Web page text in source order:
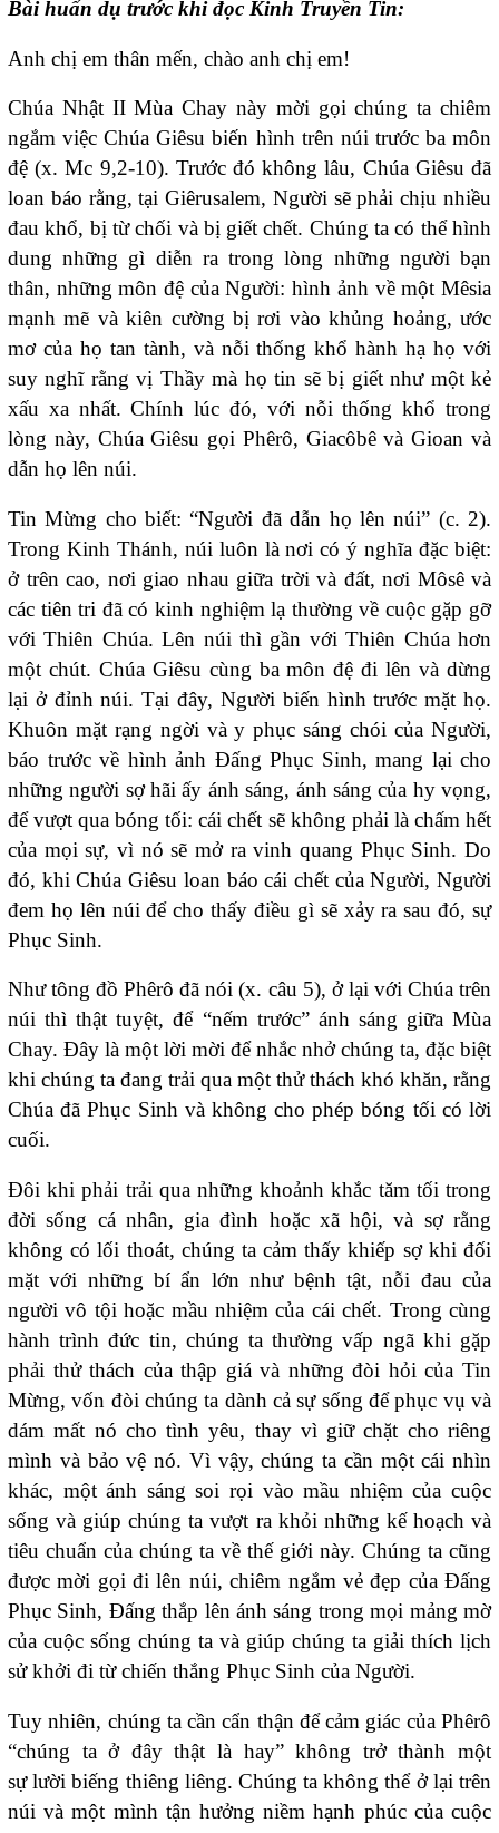
Bài huấn dụ trước khi đọc Kinh Truyền Tin:
Anh chị em thân mến, chào anh chị em!
Chúa Nhật II Mùa Chay này mời gọi chúng ta chiêm
ngắm việc Chúa Giêsu biến hình trên núi trước ba môn
đệ (x. Mc 9,2-10). Trước đó không lâu, Chúa Giêsu đã
loan báo rằng, tại Giêrusalem, Người sẽ phải chịu nhiều
đau khổ, bị từ chối và bị giết chết. Chúng ta có thể hình
dung những gì diễn ra trong lòng những người bạn
thân, những môn đệ của Người: hình ảnh về một Mêsia
mạnh mẽ và kiên cường bị rơi vào khủng hoảng, ước
mơ của họ tan tành, và nỗi thống khổ hành hạ họ với
suy nghĩ rằng vị Thầy mà họ tin sẽ bị giết như một kẻ
xấu xa nhất. Chính lúc đó, với nỗi thống khổ trong
lòng này, Chúa Giêsu gọi Phêrô, Giacôbê và Gioan và
dẫn họ lên núi.
Tin Mừng cho biết: “Người đã dẫn họ lên núi” (c. 2).
Trong Kinh Thánh, núi luôn là nơi có ý nghĩa đặc biệt:
ở trên cao, nơi giao nhau giữa trời và đất, nơi Môsê và
các tiên tri đã có kinh nghiệm lạ thường về cuộc gặp gỡ
với Thiên Chúa. Lên núi thì gần với Thiên Chúa hơn
một chút. Chúa Giêsu cùng ba môn đệ đi lên và dừng
lại ở đỉnh núi. Tại đây, Người biến hình trước mặt họ.
Khuôn mặt rạng ngời và y phục sáng chói của Người,
báo trước về hình ảnh Đấng Phục Sinh, mang lại cho
những người sợ hãi ấy ánh sáng, ánh sáng của hy vọng,
để vượt qua bóng tối: cái chết sẽ không phải là chấm hết
của mọi sự, vì nó sẽ mở ra vinh quang Phục Sinh. Do
đó, khi Chúa Giêsu loan báo cái chết của Người, Người
đem họ lên núi để cho thấy điều gì sẽ xảy ra sau đó, sự
Phục Sinh.
Như tông đồ Phêrô đã nói (x. câu 5), ở lại với Chúa trên
núi thì thật tuyệt, để “nếm trước” ánh sáng giữa Mùa
Chay. Đây là một lời mời để nhắc nhở chúng ta, đặc biệt
khi chúng ta đang trải qua một thử thách khó khăn, rằng
Chúa đã Phục Sinh và không cho phép bóng tối có lời
cuối.
Đôi khi phải trải qua những khoảnh khắc tăm tối trong
đời sống cá nhân, gia đình hoặc xã hội, và sợ rằng
không có lối thoát, chúng ta cảm thấy khiếp sợ khi đối
mặt với những bí ẩn lớn như bệnh tật, nỗi đau của
người vô tội hoặc mầu nhiệm của cái chết. Trong cùng
hành trình đức tin, chúng ta thường vấp ngã khi gặp
phải thử thách của thập giá và những đòi hỏi của Tin
Mừng, vốn đòi chúng ta dành cả sự sống để phục vụ và
dám mất nó cho tình yêu, thay vì giữ chặt cho riêng
mình và bảo vệ nó. Vì vậy, chúng ta cần một cái nhìn
khác, một ánh sáng soi rọi vào mầu nhiệm của cuộc
sống và giúp chúng ta vượt ra khỏi những kế hoạch và
tiêu chuẩn của chúng ta về thế giới này. Chúng ta cũng
được mời gọi đi lên núi, chiêm ngắm vẻ đẹp của Đấng
Phục Sinh, Đấng thắp lên ánh sáng trong mọi mảng mờ
của cuộc sống chúng ta và giúp chúng ta giải thích lịch
sử khởi đi từ chiến thắng Phục Sinh của Người.
Tuy nhiên, chúng ta cần cẩn thận để cảm giác của Phêrô
“chúng ta ở đây thật là hay” không trở thành một
sự lười biếng thiêng liêng. Chúng ta không thể ở lại trên
núi và một mình tận hưởng niềm hạnh phúc của cuộc